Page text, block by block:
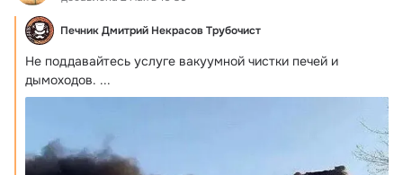
Печник Дмитрий Некрасов Трубочист
Не поддавайтесь услуге вакуумной чистки печей и
дымоходов. ...